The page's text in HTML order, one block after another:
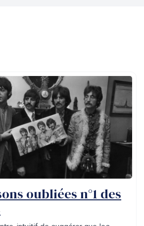
oubliées n°1 des